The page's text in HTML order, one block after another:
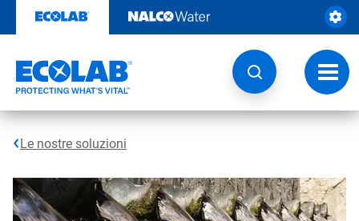
contenuto
Le nostre soluzioni